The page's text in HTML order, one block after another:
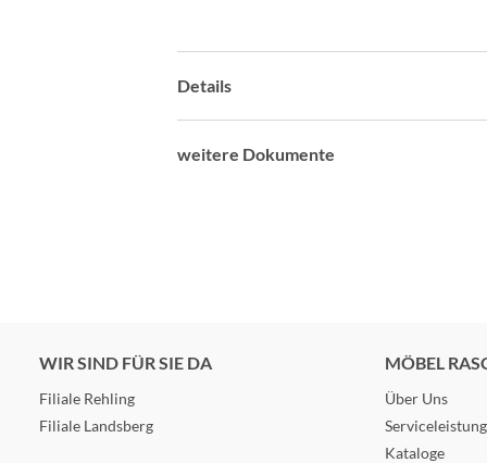
Details
weitere Dokumente
WIR SIND FÜR SIE DA
Filiale Rehling
Filiale Landsberg
MÖBEL
Über Uns
Kataloge